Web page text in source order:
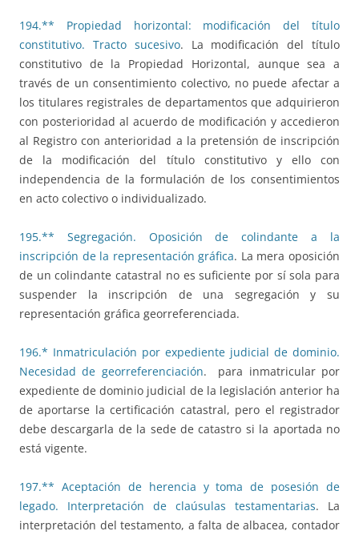
194.** Propiedad horizontal: modificación del título
constitutivo. Tracto sucesivo. La modificación del título
constitutivo de la Propiedad Horizontal, aunque sea a
través de un consentimiento colectivo, no puede afectar a
los titulares registrales de departamentos que adquirieron
con posterioridad al acuerdo de modificación y accedieron
al Registro con anterioridad a la pretensión de inscripción
de la modificación del título constitutivo y ello con
independencia de la formulación de los consentimientos
en acto colectivo o individualizado.
195.** Segregación. Oposición de colindante a la
inscripción de la representación gráfica. La mera oposición
de un colindante catastral no es suficiente por sí sola para
suspender la inscripción de una segregación y su
representación gráfica georreferenciada.
196.* Inmatriculación por expediente judicial de dominio.
Necesidad de georreferenciación. para inmatricular por
expediente de dominio judicial de la legislación anterior ha
de aportarse la certificación catastral, pero el registrador
debe descargarla de la sede de catastro si la aportada no
está vigente.
197.** Aceptación de herencia y toma de posesión de
legado. Interpretación de claúsulas testamentarias. La
interpretación del testamento, a falta de albacea, contador